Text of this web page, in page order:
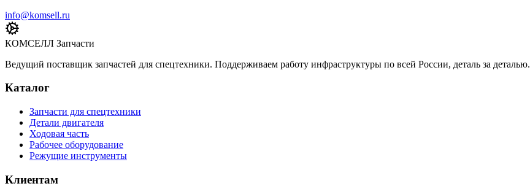
info@komsell.ru
КОМСЕЛЛ Запчасти
Ведущий поставщик запчастей для спецтехники. Поддерживаем работу инфраструктуры по всей России, деталь за деталью.
Каталог
Запчасти для спецтехники
Детали двигателя
Ходовая часть
Рабочее оборудование
Режущие инструменты
Клиентам